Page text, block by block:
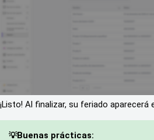
¡Listo! Al finalizar, su feriado aparecerá
💡Buenas prácticas: